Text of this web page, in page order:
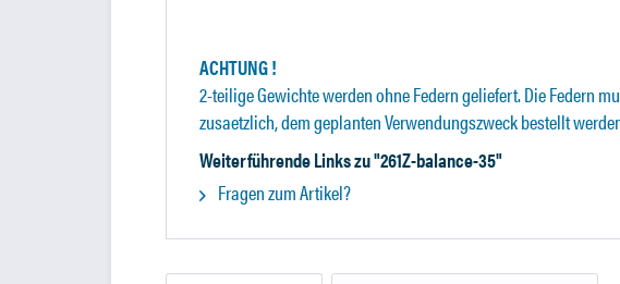
ACHTUNG !
2-teilige Gewichte werden ohne Federn geliefert. Die Federn
zusaetzlich, dem geplanten Verwendungszweck bestellt
Weiterführende Links zu "261Z-balance-35"
Fragen zum Artikel?